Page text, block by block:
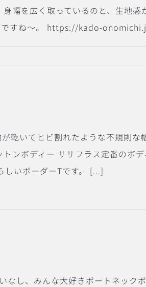
幅を広く取っているのと、生地
いですね〜。 https://kado-
乾いてヒビ割れたような不規則
ンボディー ササフラス定番のボ
しいボーダーTです。 [...]
し、みんな大好きボートネック